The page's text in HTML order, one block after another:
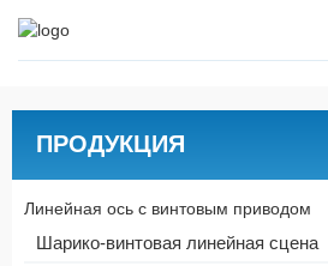
ПРОДУКЦИЯ
Линейная ось с винтовым приводом
Шарико-винтовая линейная сцена